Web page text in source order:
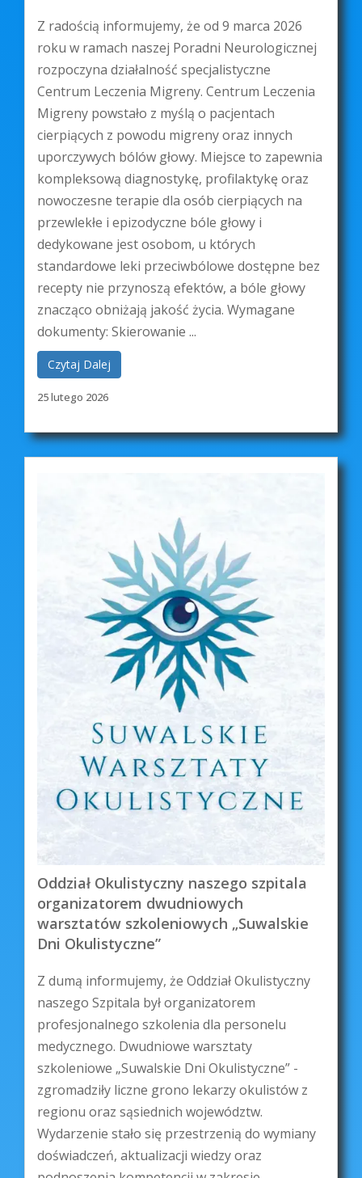
Z radością informujemy, że od 9 marca 2026
roku w ramach naszej Poradni Neurologicznej
rozpoczyna działalność specjalistyczne
Centrum Leczenia Migreny. Centrum Leczenia
Migreny powstało z myślą o pacjentach
cierpiących z powodu migreny oraz innych
uporczywych bólów głowy. Miejsce to zapewnia
kompleksową diagnostykę, profilaktykę oraz
nowoczesne terapie dla osób cierpiących na
przewlekłe i epizodyczne bóle głowy i
dedykowane jest osobom, u których
standardowe leki przeciwbólowe dostępne bez
recepty nie przynoszą efektów, a bóle głowy
znacząco obniżają jakość życia. Wymagane
dokumenty: Skierowanie ...
Czytaj Dalej
25 lutego 2026
Oddział Okulistyczny naszego szpitala
organizatorem dwudniowych
warsztatów szkoleniowych „Suwalskie
Dni Okulistyczne”
Z dumą informujemy, że Oddział Okulistyczny
naszego Szpitala był organizatorem
profesjonalnego szkolenia dla personelu
medycznego. Dwudniowe warsztaty
szkoleniowe „Suwalskie Dni Okulistyczne” -
zgromadziły liczne grono lekarzy okulistów z
regionu oraz sąsiednich województw.
Wydarzenie stało się przestrzenią do wymiany
doświadczeń, aktualizacji wiedzy oraz